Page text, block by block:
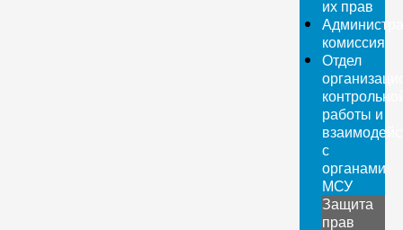
их прав
комиссия
Отдел
работы и
с
органами
МСУ
Защита
прав